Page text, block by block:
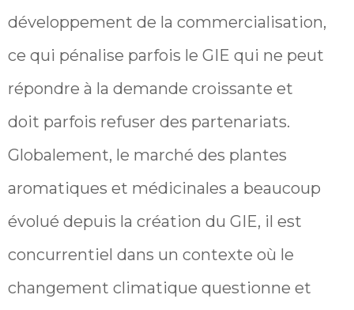
développement de la commercialisation,
ce qui pénalise parfois le GIE qui ne peut
répondre à la demande croissante et
doit parfois refuser des partenariats.
Globalement, le marché des plantes
aromatiques et médicinales a beaucoup
évolué depuis la création du GIE, il est
concurrentiel dans un contexte où le
changement climatique questionne et